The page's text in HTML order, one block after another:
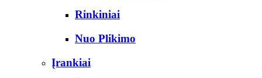
Rinkiniai
Nuo Plikimo
Įrankiai